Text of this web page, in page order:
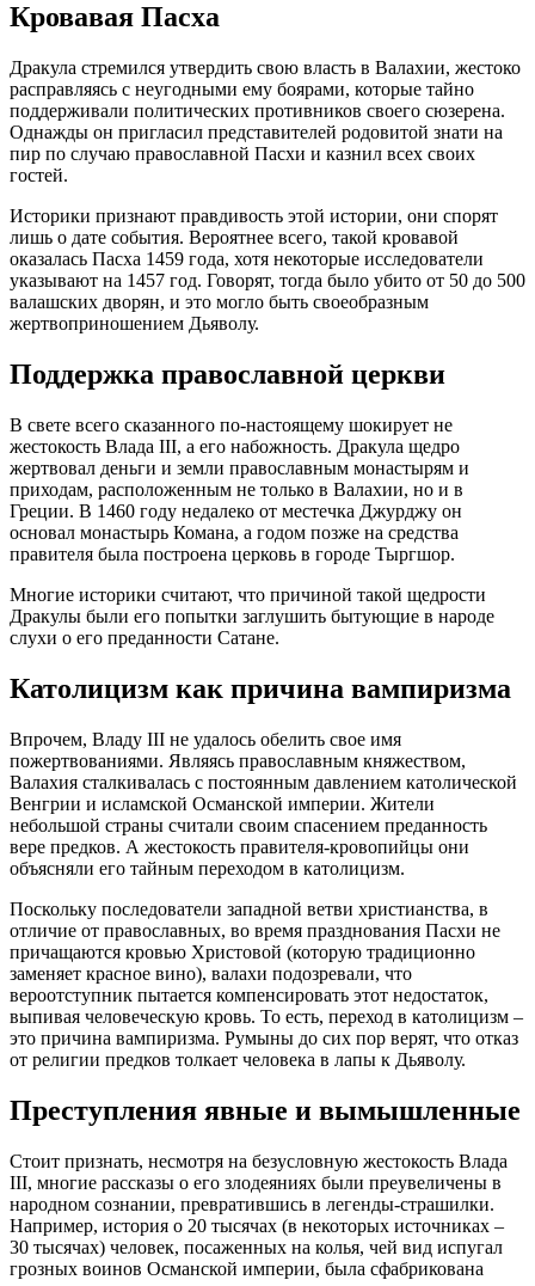
Кровавая Пасха
Дракула стремился утвердить свою власть в Валахии, жестоко
расправляясь с неугодными ему боярами, которые тайно
поддерживали политических противников своего сюзерена.
Однажды он пригласил представителей родовитой знати на
пир по случаю православной Пасхи и казнил всех своих
гостей.
Историки признают правдивость этой истории, они спорят
лишь о дате события. Вероятнее всего, такой кровавой
оказалась Пасха 1459 года, хотя некоторые исследователи
указывают на 1457 год. Говорят, тогда было убито от 50 до 500
валашских дворян, и это могло быть своеобразным
жертвоприношением Дьяволу.
Поддержка православной церкви
В свете всего сказанного по-настоящему шокирует не
жестокость Влада III, а его набожность. Дракула щедро
жертвовал деньги и земли православным монастырям и
приходам, расположенным не только в Валахии, но и в
Греции. В 1460 году недалеко от местечка Джурджу он
основал монастырь Комана, а годом позже на средства
правителя была построена церковь в городе Тыргшор.
Многие историки считают, что причиной такой щедрости
Дракулы были его попытки заглушить бытующие в народе
слухи о его преданности Сатане.
Католицизм как причина вампиризма
Впрочем, Владу III не удалось обелить свое имя
пожертвованиями. Являясь православным княжеством,
Валахия сталкивалась с постоянным давлением католической
Венгрии и исламской Османской империи. Жители
небольшой страны считали своим спасением преданность
вере предков. А жестокость правителя-кровопийцы они
объясняли его тайным переходом в католицизм.
Поскольку последователи западной ветви христианства, в
отличие от православных, во время празднования Пасхи не
причащаются кровью Христовой (которую традиционно
заменяет красное вино), валахи подозревали, что
вероотступник пытается компенсировать этот недостаток,
выпивая человеческую кровь. То есть, переход в католицизм –
это причина вампиризма. Румыны до сих пор верят, что отказ
от религии предков толкает человека в лапы к Дьяволу.
Преступления явные и вымышленные
Стоит признать, несмотря на безусловную жестокость Влада
III, многие рассказы о его злодеяниях были преувеличены в
народном сознании, превратившись в легенды-страшилки.
Например, история о 20 тысячах (в некоторых источниках –
30 тысячах) человек, посаженных на колья, чей вид испугал
грозных воинов Османской империи, была сфабрикована